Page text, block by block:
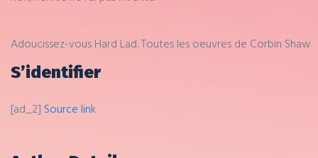
Adoucissez-vous Hard Lad. Toutes les oeuvres de Corbin Shaw
S’identifier
[ad_2] Source link